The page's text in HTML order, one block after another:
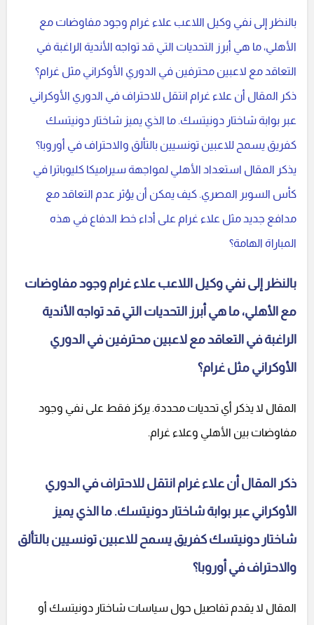
بالنظر إلى نفي وكيل اللاعب علاء غرام وجود مفاوضات مع
الأهلي، ما هي أبرز التحديات التي قد تواجه الأندية الراغبة في
التعاقد مع لاعبين محترفين في الدوري الأوكراني مثل غرام؟
ذكر المقال أن علاء غرام انتقل للاحتراف في الدوري الأوكراني
عبر بوابة شاختار دونيتسك. ما الذي يميز شاختار دونيتسك
كفريق يسمح للاعبين تونسيين بالتألق والاحتراف في أوروبا؟
يذكر المقال استعداد الأهلي لمواجهة سيراميكا كليوباترا في
كأس السوبر المصري. كيف يمكن أن يؤثر عدم التعاقد مع
مدافع جديد مثل علاء غرام على أداء خط الدفاع في هذه
المباراة الهامة؟
بالنظر إلى نفي وكيل اللاعب علاء غرام وجود مفاوضات
مع الأهلي، ما هي أبرز التحديات التي قد تواجه الأندية
الراغبة في التعاقد مع لاعبين محترفين في الدوري
الأوكراني مثل غرام؟
المقال لا يذكر أي تحديات محددة. يركز فقط على نفي وجود
مفاوضات بين الأهلي وعلاء غرام.
ذكر المقال أن علاء غرام انتقل للاحتراف في الدوري
الأوكراني عبر بوابة شاختار دونيتسك. ما الذي يميز
شاختار دونيتسك كفريق يسمح للاعبين تونسيين بالتألق
والاحتراف في أوروبا؟
المقال لا يقدم تفاصيل حول سياسات شاختار دونيتسك أو